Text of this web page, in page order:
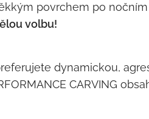
povrchem po nočním
volbu!
dynamickou,
CARVING